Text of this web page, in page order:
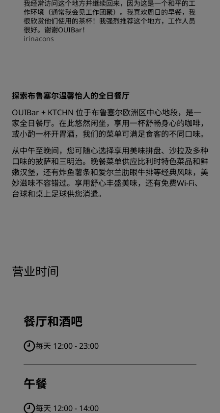
我经常访问这个地方并继续回来，因为这是一个和平的工
作环境（通常我会见工作团聚）。我喜欢周日的早餐，我
很欣赏他们使用的茶杯！我强烈推荐这个地方，工作人员
很好。谢谢OUIBar！
irinacons
探索布鲁塞尔温馨怡人的全日餐厅
OUIBar + KTCHN 位于布鲁塞尔欧洲区中心地段，是一
家全日餐厅。在此悠然闲坐，享用一杯舒畅身心的咖啡，
或小酌一杯开胃酒，我们的菜单可满足食客的不同口味。
从中午至晚间，您可随心选择享用美味拼盘、沙拉及多种
口味的披萨和三明治。晚餐菜单供应比利时特色菜品和鲜
嫩汉堡，还有炸鱼薯条和爱尔兰肋眼牛排等经典风味，美
妙滋味不容错过。享用舒心丰盛美味，还有免费Wi-Fi、
台球和桌上足球供您消遣。
营业时间
餐厅和酒吧
每天 12:00 - 23:00
午餐
每天 12:00 - 14:00